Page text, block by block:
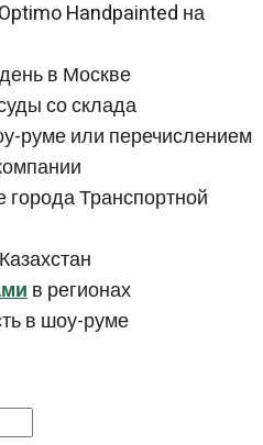
Handpainted на
в Москве
со склада
руме или перечислением
города Транспортной
в регионах
в шоу-руме